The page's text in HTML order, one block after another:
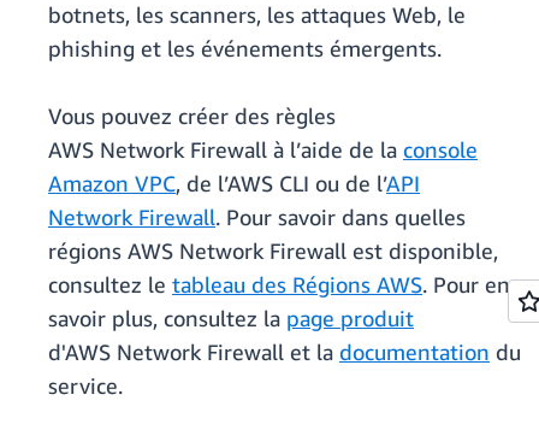
botnets, les scanners, les attaques Web, le
phishing et les événements émergents.
Vous pouvez créer des règles
AWS Network Firewall à l’aide de la console
Amazon VPC, de l’AWS CLI ou de l’API
Network Firewall. Pour savoir dans quelles
régions AWS Network Firewall est disponible,
consultez le tableau des Régions AWS. Pour en
savoir plus, consultez la page produit
d'AWS Network Firewall et la documentation du
service.